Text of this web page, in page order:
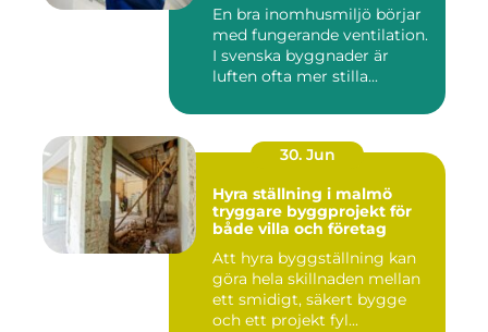
En bra inomhusmiljö börjar
med fungerande ventilation.
I svenska byggnader är
luften ofta mer stilla...
30. Jun
Hyra ställning i malmö
tryggare byggprojekt för
både villa och företag
Att hyra byggställning kan
göra hela skillnaden mellan
ett smidigt, säkert bygge
och ett projekt fyl...